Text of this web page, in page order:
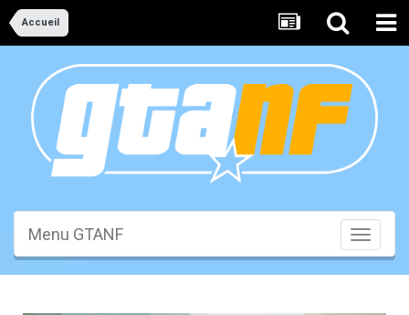
Accueil
Toggle
Menu GTANF